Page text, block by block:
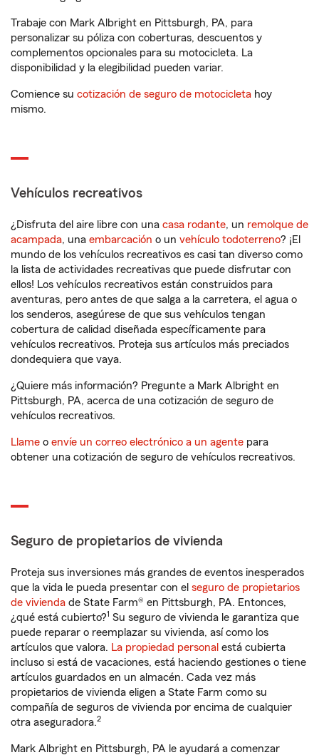
Trabaje con Mark Albright en Pittsburgh, PA, para
personalizar su póliza con coberturas, descuentos y
complementos opcionales para su motocicleta. La
disponibilidad y la elegibilidad pueden variar.
Comience su cotización de seguro de motocicleta hoy
mismo.
Vehículos recreativos
¿Disfruta del aire libre con una casa rodante, un remolque de
acampada, una embarcación o un vehículo todoterreno? ¡El
mundo de los vehículos recreativos es casi tan diverso como
la lista de actividades recreativas que puede disfrutar con
ellos! Los vehículos recreativos están construidos para
aventuras, pero antes de que salga a la carretera, el agua o
los senderos, asegúrese de que sus vehículos tengan
cobertura de calidad diseñada específicamente para
vehículos recreativos. Proteja sus artículos más preciados
dondequiera que vaya.
¿Quiere más información? Pregunte a Mark Albright en
Pittsburgh, PA, acerca de una cotización de seguro de
vehículos recreativos.
Llame o envíe un correo electrónico a un agente para
obtener una cotización de seguro de vehículos recreativos.
Seguro de propietarios de vivienda
Proteja sus inversiones más grandes de eventos inesperados
que la vida le pueda presentar con el seguro de propietarios
de vivienda de State Farm® en Pittsburgh, PA. Entonces,
¿qué está cubierto?1 Su seguro de vivienda le garantiza que
puede reparar o reemplazar su vivienda, así como los
artículos que valora. La propiedad personal está cubierta
incluso si está de vacaciones, está haciendo gestiones o tiene
artículos guardados en un almacén. Cada vez más
propietarios de vivienda eligen a State Farm como su
compañía de seguros de vivienda por encima de cualquier
otra aseguradora.2
Mark Albright en Pittsburgh, PA le ayudará a comenzar